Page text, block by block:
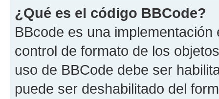
¿Qué es el código BBCode?
BBcode es una
control de formato de los
uso de BBCode debe ser
puede ser deshabilitado del